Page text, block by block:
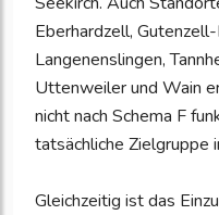
Eberhardzell,
Langenenslingen,
Uttenweiler und Wain
nicht nach Schema F
tatsächliche Zielgruppe
Gleichzeitig ist das